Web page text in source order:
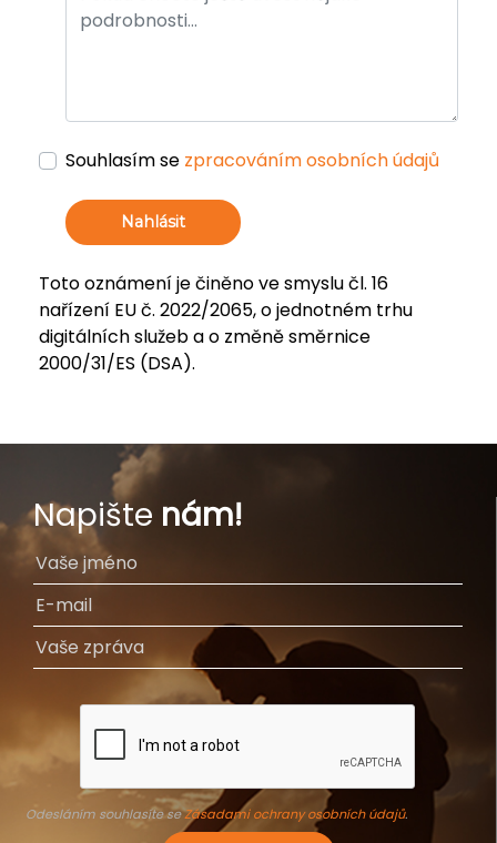
Souhlasím se zpracováním osobních údajů
Nahlásit
Toto oznámení je činěno ve smyslu čl. 16
nařízení EU č. 2022/2065, o jednotném trhu
digitálních služeb a o změně směrnice
2000/31/ES (DSA).
Napište nám!
Odesláním souhlasíte seZásadami ochrany osobních údajů.